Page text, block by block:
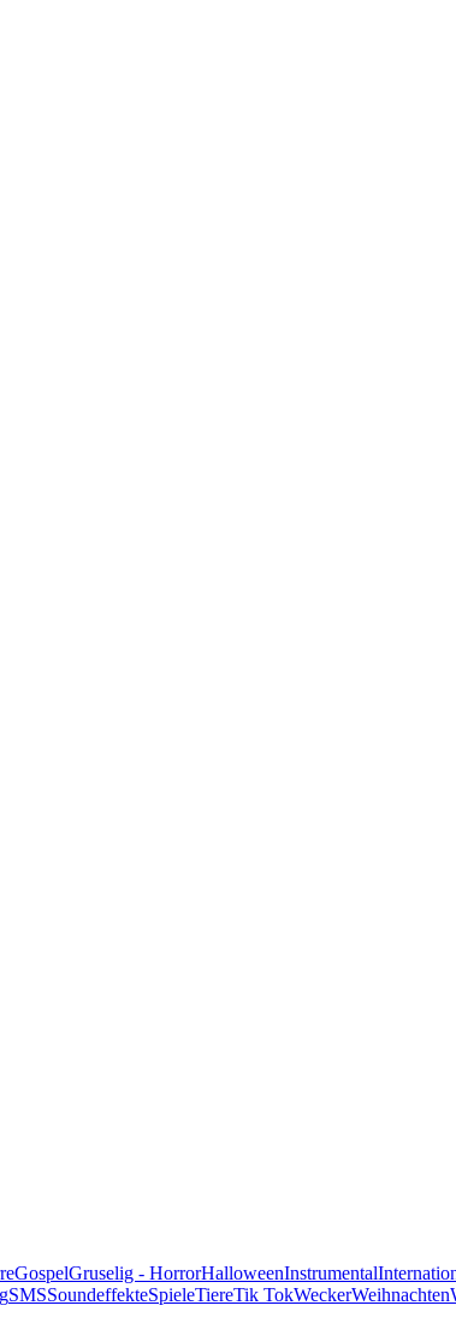
GospelGruselig - HorrorHalloweenInstrumental
SMSSoundeffekteSpieleTiereTik TokWeckerWeihnachten